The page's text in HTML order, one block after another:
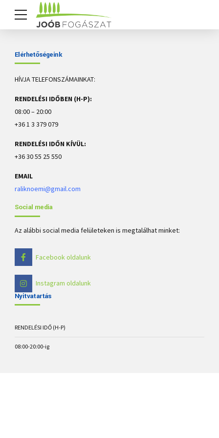
Elérhetőségeink
HÍVJA TELEFONSZÁMAINKAT:
RENDELÉSI IDŐBEN (H-P):
08:00 – 20:00
+36 1 3 379 079
RENDELÉSI IDŐN KÍVÜL:
+36 30 55 25 550
EMAIL
raliknoemi@gmail.com
Social media
Az alábbi social media felületeken is megtalálhat minket:
Facebook oldalunk
Instagram oldalunk
Nyitvatartás
RENDELÉSI IDŐ (H-P)
08:00-20:00-ig